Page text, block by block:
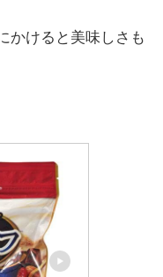
かけると美味しさも